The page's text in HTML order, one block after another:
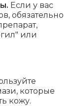
Если у вас
обязательно
или
которые
кожу.